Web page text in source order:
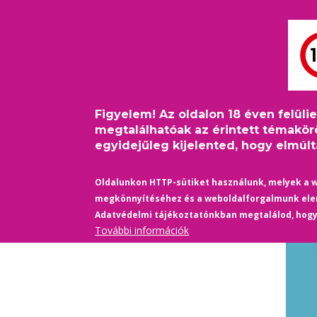
Figyelem! Az oldalon 18 éven
megtalálhatóak az érintett
egyidejűleg kijelented, hogy
Oldalunkon HTTP-sütiket használunk, melyek
megkönnyítéséhez és a weboldalforgalmunk
Adatvédelmi tájékoztatónkban megtalálod,
További információk
Morzsa
/Könyv-Kiállítás /Könyvajánló: Rácz-Stefán